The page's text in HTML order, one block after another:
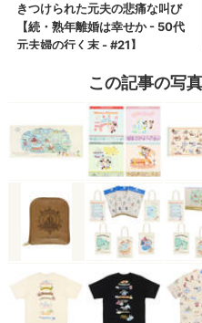
この記事の写